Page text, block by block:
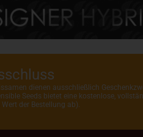
dienen ausschließlich
Seeds bietet eine kostenlose,
der Bestellung ab).